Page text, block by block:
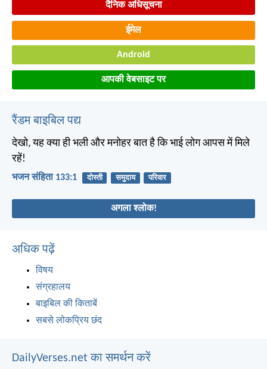
दैनिक अधिसूचना
ईमेल
Android
आपकी वेबसाइट पर
रैंडम बाइबिल पद्य
देखो, यह क्या ही भली और मनोहर बात है कि भाई लोग आपस में मिले
रहें!
भजन संहिता 133:1 दोस्ती समुदाय परिवार
अगला श्लोक!
अधिक पढ़ें
विषय
संग्रहालय
बाइबिल की किताबें
सबसे लोकप्रिय छंद
DailyVerses.net का समर्थन करें